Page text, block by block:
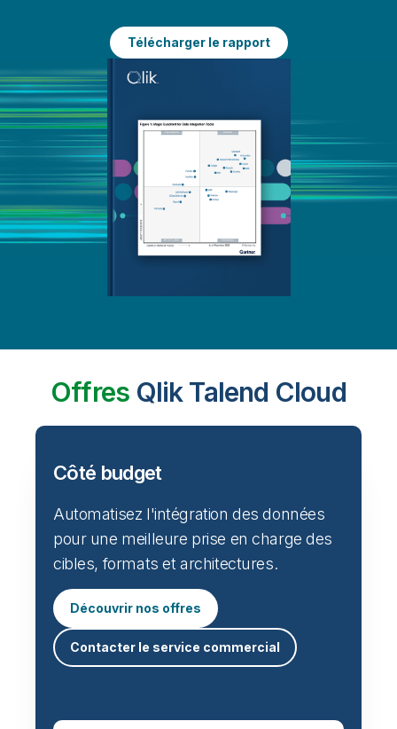
Télécharger le rapport
OffresQlik Talend Cloud
Côté budget
Automatisez l'intégration des données
pour une meilleure prise en charge des
cibles, formats et architectures.
Découvrir nos offres
Contacter le service commercial